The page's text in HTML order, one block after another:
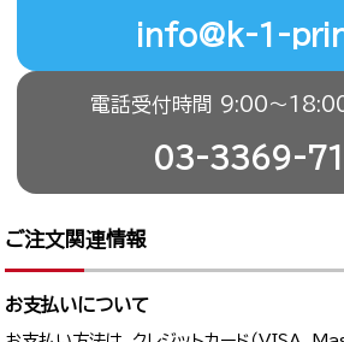
info@k-1-
電話受付時間 9:00〜18:00
03-3369-
ご注文関連情報
お支払いについて